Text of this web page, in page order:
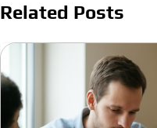
Related Posts